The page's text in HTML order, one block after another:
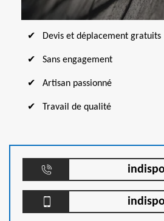
Devis et déplacement gratuits
Sans engagement
Artisan passionné
Travail de qualité